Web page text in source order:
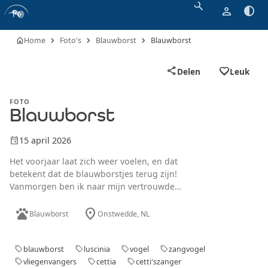
search person contrast
homeHome chevron_right Foto's chevron_right Blauwborst chevron_right Blauwborst
shareDelen favorite_borderLeuk
FOTO
Blauwborst
event15 april 2026
Het voorjaar laat zich weer voelen, en dat
betekent dat de blauwborstjes terug zijn!
Vanmorgen ben ik naar mijn vertrouwde
waar de natuur altijd iets bijzonders in petto
hier in Stadskanaal niet vaak tegenkomt.
Maar de verrassing van de dag was toch wel
petsBlauwborst location_on Onstwedde, NL
sellblauwborst sellluscinia sellvogel sellzangvogel
sellvliegenvangers sellcettia sellcetti'szanger